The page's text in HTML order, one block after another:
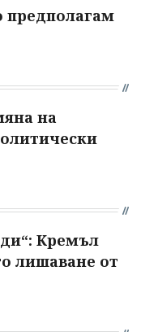
предполагам
на
Кремъл
лишаване от